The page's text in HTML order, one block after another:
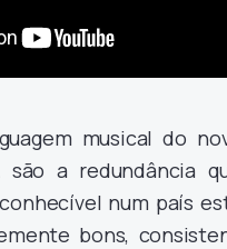
musical do
são a redundância
num país
bons,